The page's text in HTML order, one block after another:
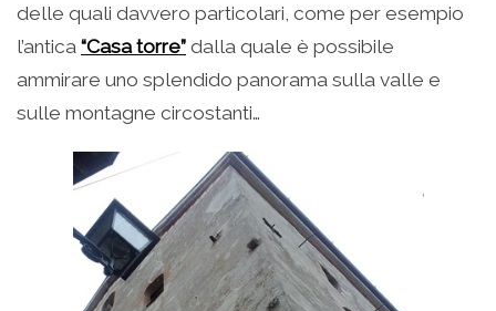
delle quali davvero particolari, come per esempio
l’antica “Casa torre” dalla quale è possibile
ammirare uno splendido panorama sulla valle e
sulle montagne circostanti…